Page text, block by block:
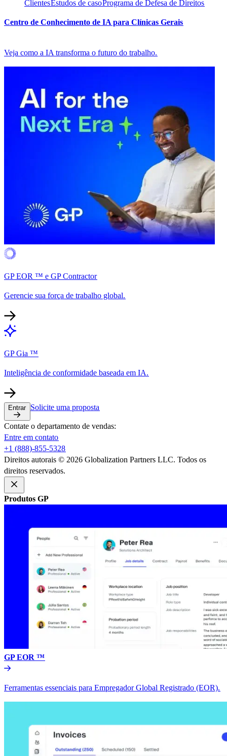
Clientes​​Estudos de caso​​Programa de Defesa de Direitos​​
Centro de Conhecimento de IA para Clínicas Gerais​​
Veja como a IA transforma o futuro do trabalho.​​
GP EOR ™ e GP Contractor​​
Gerencie sua força de trabalho global.​​
GP Gia ™​​
Inteligência de conformidade baseada em IA.​​
Entrar​​ Solicite uma proposta​​
Contate o departamento de vendas:​​
Entre em contato​​
+1 (888)-855-5328​​
Direitos autorais © 2026 Globalization Partners LLC. Todos os
direitos reservados.​​
Produtos GP​​
GP EOR ™​​
Ferramentas essenciais para Empregador Global Registrado (EOR).​​